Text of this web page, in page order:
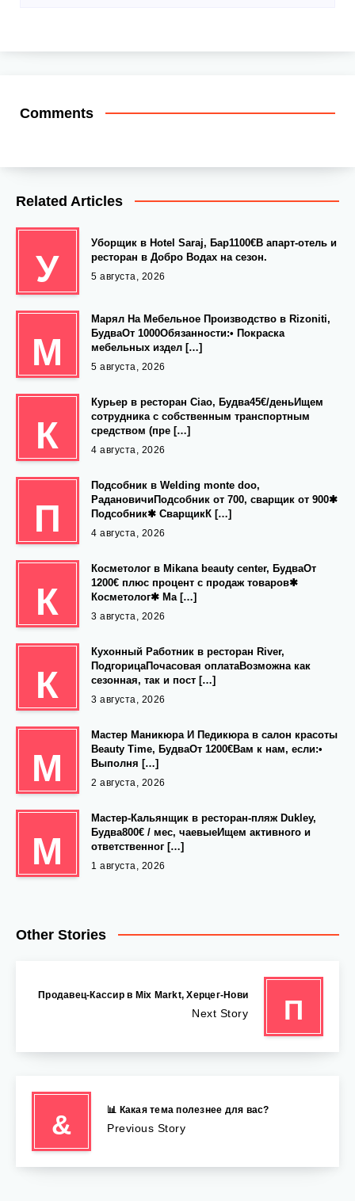
Comments
Related Articles
У
Уборщик в Hotel Saraj, Бар1100€В апарт-отель и
ресторан в Добро Водах на сезон.
5 августа, 2026
М
Марял На Мебельное Производство в Rizoniti,
БудваОт 1000Обязанности:• Покраска
мебельных издел […]
5 августа, 2026
К
Курьер в ресторан Ciao, Будва45€/деньИщем
сотрудника с собственным транспортным
средством (пре […]
4 августа, 2026
П
Подсобник в Welding monte doo,
РадановичиПодсобник от 700, сварщик от 900✱
Подсобник✱ СварщикК […]
4 августа, 2026
К
Косметолог в Mikana beauty center, БудваОт
1200€ плюс процент с продаж товаров✱
Косметолог✱ Ма […]
3 августа, 2026
К
Кухонный Работник в ресторан River,
ПодгорицаПочасовая оплатаВозможна как
сезонная, так и пост […]
3 августа, 2026
М
Мастер Маникюра И Педикюра в салон красоты
Beauty Time, БудваОт 1200€Вам к нам, если:•
Выполня […]
2 августа, 2026
М
Мастер-Кальянщик в ресторан-пляж Dukley,
Будва800€ / мес, чаевыеИщем активного и
ответственног […]
1 августа, 2026
Other Stories
П
Продавец-Кассир в Mix Markt, Херцег-Нови
Next Story
& 📊 Какая тема полезнее для вас?
Previous Story